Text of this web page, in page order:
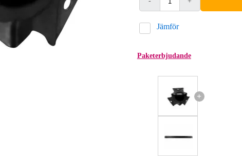
Jämför
Paketerbjudande
+